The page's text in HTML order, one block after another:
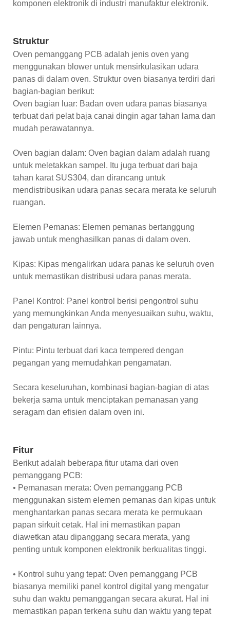
komponen elektronik di industri manufaktur elektronik.
Struktur
Oven pemanggang PCB adalah jenis oven yang
menggunakan blower untuk mensirkulasikan udara
panas di dalam oven. Struktur oven biasanya terdiri dari
bagian-bagian berikut:
Oven bagian luar: Badan oven udara panas biasanya
terbuat dari pelat baja canai dingin agar tahan lama dan
mudah perawatannya.
Oven bagian dalam: Oven bagian dalam adalah ruang
untuk meletakkan sampel. Itu juga terbuat dari baja
tahan karat SUS304, dan dirancang untuk
mendistribusikan udara panas secara merata ke seluruh
ruangan.
Elemen Pemanas: Elemen pemanas bertanggung
jawab untuk menghasilkan panas di dalam oven.
Kipas: Kipas mengalirkan udara panas ke seluruh oven
untuk memastikan distribusi udara panas merata.
Panel Kontrol: Panel kontrol berisi pengontrol suhu
yang memungkinkan Anda menyesuaikan suhu, waktu,
dan pengaturan lainnya.
Pintu: Pintu terbuat dari kaca tempered dengan
pegangan yang memudahkan pengamatan.
Secara keseluruhan, kombinasi bagian-bagian di atas
bekerja sama untuk menciptakan pemanasan yang
seragam dan efisien dalam oven ini.
Fitur
Berikut adalah beberapa fitur utama dari oven
pemanggang PCB:
• Pemanasan merata: Oven pemanggang PCB
menggunakan sistem elemen pemanas dan kipas untuk
menghantarkan panas secara merata ke permukaan
papan sirkuit cetak. Hal ini memastikan papan
diawetkan atau dipanggang secara merata, yang
penting untuk komponen elektronik berkualitas tinggi.
• Kontrol suhu yang tepat: Oven pemanggang PCB
biasanya memiliki panel kontrol digital yang mengatur
suhu dan waktu pemanggangan secara akurat. Hal ini
memastikan papan terkena suhu dan waktu yang tepat